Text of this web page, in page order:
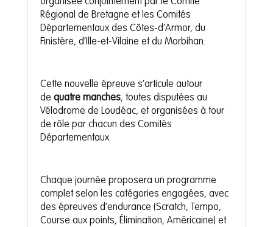
Régional de Bretagne et les Comités
Départementaux des Côtes-d’Armor, du
Finistère, d’Ille-et-Vilaine et du Morbihan.
Cette nouvelle épreuve s’articule autour
de quatre manches, toutes disputées au
Vélodrome de Loudéac, et organisées à tour
de rôle par chacun des Comités
Départementaux.
Chaque journée proposera un programme
complet selon les catégories engagées, avec
des épreuves d’endurance (Scratch, Tempo,
Course aux points, Élimination, Américaine) et